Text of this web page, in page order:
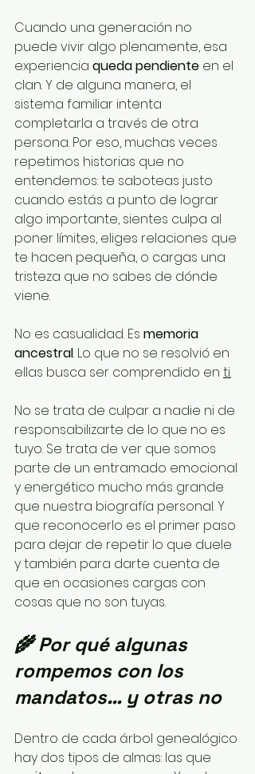
Cuando una generación no
puede vivir algo plenamente, esa
experiencia queda pendiente en el
clan. Y de alguna manera, el
sistema familiar intenta
completarla a través de otra
persona. Por eso, muchas veces
repetimos historias que no
entendemos: te saboteas justo
cuando estás a punto de lograr
algo importante, sientes culpa al
poner límites, eliges relaciones que
te hacen pequeña, o cargas una
tristeza que no sabes de dónde
viene.
No es casualidad. Es memoria
ancestral. Lo que no se resolvió en
ellas busca ser comprendido en ti.
No se trata de culpar a nadie ni de
responsabilizarte de lo que no es
tuyo. Se trata de ver que somos
parte de un entramado emocional
y energético mucho más grande
que nuestra biografía personal. Y
que reconocerlo es el primer paso
para dejar de repetir lo que duele
y también para darte cuenta de
que en ocasiones cargas con
cosas que no son tuyas.
🌾 Por qué algunas
rompemos con los
mandatos… y otras no
Dentro de cada árbol genealógico
hay dos tipos de almas: las que